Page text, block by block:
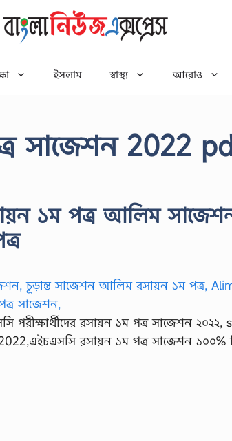
ইসলাম স্বাস্থ্য আরোও
সাজেশন 2022
১ম পত্র আলিম
পরীক্ষার্থীদের রসায়ন ১ম পত্র সাজেশন ২০২২,
রসায়ন ১ম পত্র সাজেশন ১০০%